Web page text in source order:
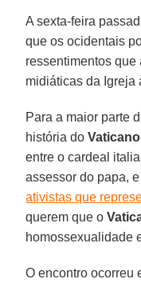
A sexta-feira
que os ocidentais
ressentimentos que
midiáticas da Igreja
Para a maior parte
história doVaticano
entre o cardeal
assessor do papa,
ativistas que
querem que o
homossexualidade
O encontro ocorreu